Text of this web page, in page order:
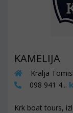
KAMELIJA
Kralja
098 941 4...
Krk boat tours,